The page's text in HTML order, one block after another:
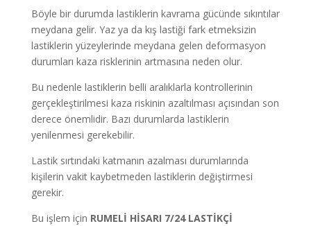
Böyle bir durumda lastiklerin kavrama gücünde sıkıntılar
meydana gelir. Yaz ya da kış lastiği fark etmeksizin
lastiklerin yüzeylerinde meydana gelen deformasyon
durumları kaza risklerinin artmasına neden olur.
Bu nedenle lastiklerin belli aralıklarla kontrollerinin
gerçekleştirilmesi kaza riskinin azaltılması açısından son
derece önemlidir. Bazı durumlarda lastiklerin
yenilenmesi gerekebilir.
Lastik sırtındaki katmanın azalması durumlarında
kişilerin vakit kaybetmeden lastiklerin değiştirmesi
gerekir.
Bu işlem için RUMELİ HİSARI 7/24 LASTİKÇİ